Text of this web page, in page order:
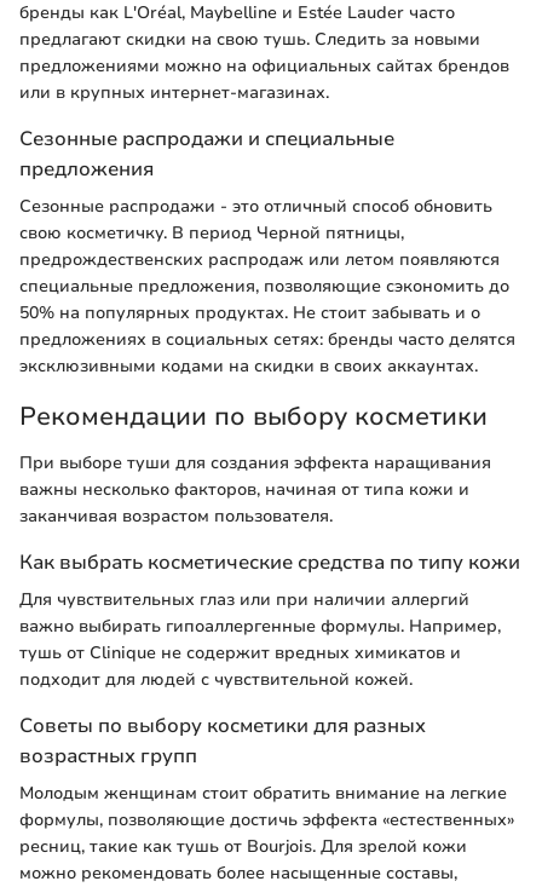
бренды как L'Oréal, Maybelline и Estée Lauder часто
предлагают скидки на свою тушь. Следить за новыми
предложениями можно на официальных сайтах брендов
или в крупных интернет-магазинах.
Сезонные распродажи и специальные
предложения
Сезонные распродажи - это отличный способ обновить
свою косметичку. В период Черной пятницы,
предрождественских распродаж или летом появляются
специальные предложения, позволяющие сэкономить до
50% на популярных продуктах. Не стоит забывать и о
предложениях в социальных сетях: бренды часто делятся
эксклюзивными кодами на скидки в своих аккаунтах.
Рекомендации по выбору косметики
При выборе туши для создания эффекта наращивания
важны несколько факторов, начиная от типа кожи и
заканчивая возрастом пользователя.
Как выбрать косметические средства по типу кожи
Для чувствительных глаз или при наличии аллергий
важно выбирать гипоаллергенные формулы. Например,
тушь от Clinique не содержит вредных химикатов и
подходит для людей с чувствительной кожей.
Советы по выбору косметики для разных
возрастных групп
Молодым женщинам стоит обратить внимание на легкие
формулы, позволяющие достичь эффекта «естественных»
ресниц, такие как тушь от Bourjois. Для зрелой кожи
можно рекомендовать более насыщенные составы,